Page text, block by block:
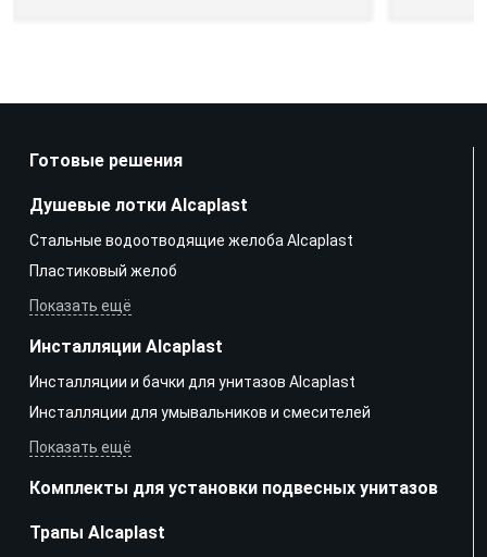
Готовые решения
Душевые лотки Alcaplast
Стальные водоотводящие желоба Alcaplast
Пластиковый желоб
Показать ещё
Инсталляции Alcaplast
Инсталляции и бачки для унитазов Alcaplast
Инсталляции для умывальников и смесителей
Показать ещё
Комплекты для установки подвесных унитазов
Трапы Alcaplast